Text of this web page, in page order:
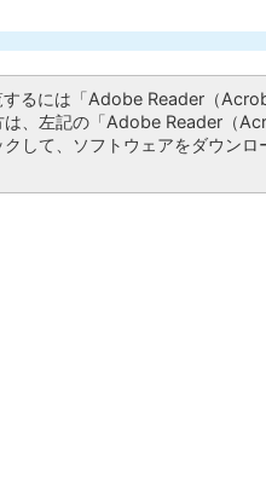
するには「Adobe Reader（
は、左記の「Adobe Reader（
して、ソフトウェアをダウンロ